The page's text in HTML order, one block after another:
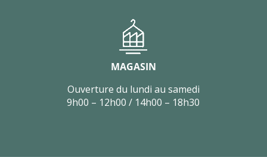
MAGASIN
Ouverture du lundi au samedi
9h00 – 12h00 / 14h00 – 18h30